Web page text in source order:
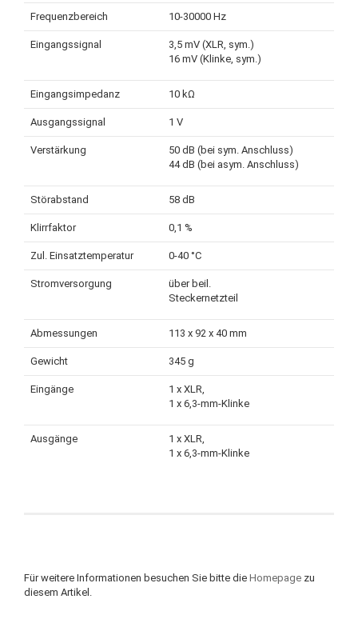
Frequenzbereich 10-30000 Hz
Eingangssignal
3,5 mV (XLR, sym.)
16 mV (Klinke, sym.)
Eingangsimpedanz 10 kΩ
Ausgangssignal 1 V
Verstärkung
50 dB (bei sym. Anschluss)
44 dB (bei asym. Anschluss)
Störabstand 58 dB
Klirrfaktor 0,1 %
Zul. Einsatztemperatur 0-40 °C
Stromversorgung
über beil.
Steckernetzteil
Abmessungen 113 x 92 x 40 mm
Gewicht 345 g
Eingänge
1 x XLR,
1 x 6,3-mm-Klinke
Ausgänge
1 x XLR,
1 x 6,3-mm-Klinke
Für weitere Informationen besuchen Sie bitte die Homepage zu
diesem Artikel.